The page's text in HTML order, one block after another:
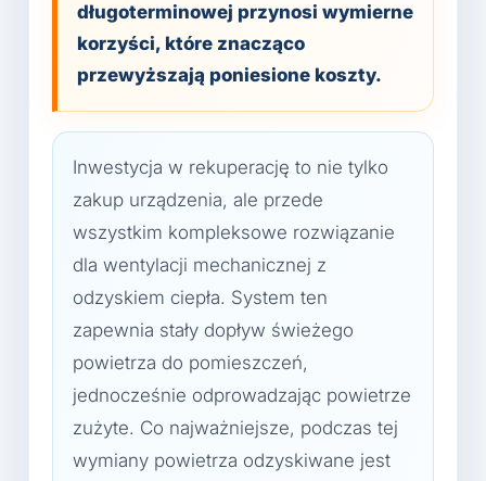
długoterminowej przynosi wymierne
korzyści, które znacząco
przewyższają poniesione koszty.
Inwestycja w rekuperację to nie tylko
zakup urządzenia, ale przede
wszystkim kompleksowe rozwiązanie
dla wentylacji mechanicznej z
odzyskiem ciepła. System ten
zapewnia stały dopływ świeżego
powietrza do pomieszczeń,
jednocześnie odprowadzając powietrze
zużyte. Co najważniejsze, podczas tej
wymiany powietrza odzyskiwane jest